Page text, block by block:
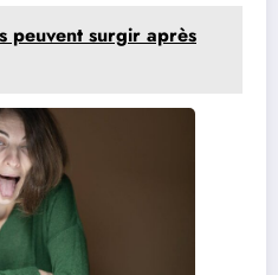
peuvent surgir après